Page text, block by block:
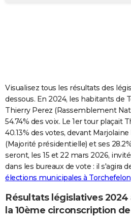
Carte de Noël
Carte Bonne année
Carte Saint-Valentin
Carte Pâques
Carte d'anniversaire
DICTIONNAIRE
Dictionnaire
Biographies
Citations
Expressions
Proverbes
PROGRAMME TV
COPAINS D'AVANT
S'inscrire
Se connecter
Lycées
Collèges
Primaires
Universités
Entreprises
Service militaire
Avis de recherche
AVIS DE DÉCÈS
FORUM
Bricolage
Lifestyle
Culture
Sport
Auto
Television
Voyage
Cinema
Visualisez tous les résultats des
dessous. En 2024, les habitants de
Thierry Perez (Rassemblement
54.74% des voix. Le 1er tour plaçait
40.13% des votes, devant
(Majorité présidentielle) et ses
seront, les 15 et 22 mars 2026,
dans les bureaux de vote : il s'agira
élections municipales à Torchefelon
Résultats législatives
la 10ème circonscription